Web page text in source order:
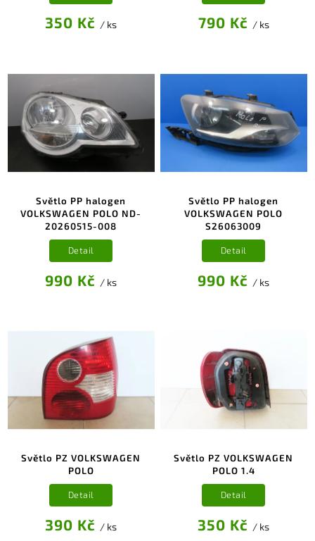
350 Kč / ks 790 Kč / ks
Světlo PP halogen
VOLKSWAGEN POLO ND-
20260515-008
990 Kč / ks
Detail
Světlo PP halogen
VOLKSWAGEN POLO
S26063009
990 Kč / ks
Detail
Světlo PZ VOLKSWAGEN
POLO
390 Kč / ks
Detail
Světlo PZ VOLKSWAGEN
POLO 1.4
350 Kč / ks
Detail